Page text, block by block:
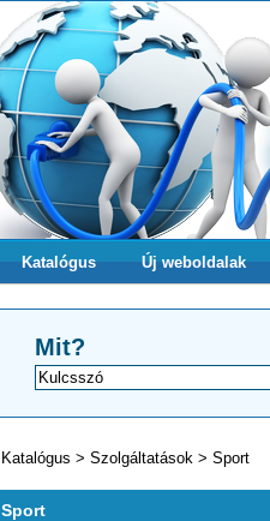
Katalógus Új weboldalak
Mit?
Katalógus > Szolgáltatások > Sport
Sport